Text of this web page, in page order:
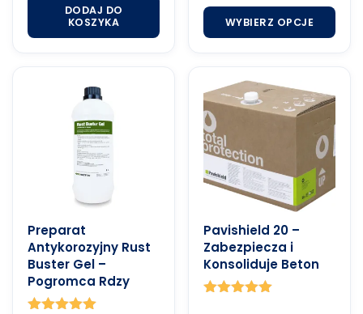
DODAJ DO
KOSZYKA
WYBIERZ OPCJE
Preparat
Antykorozyjny Rust
Buster Gel –
Pogromca Rdzy
Pavishield 20 –
Zabezpiecza i
Konsoliduje Beton